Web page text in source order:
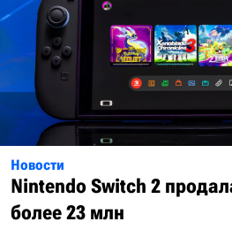
Новости
Nintendo Switch 2
более 23 млн